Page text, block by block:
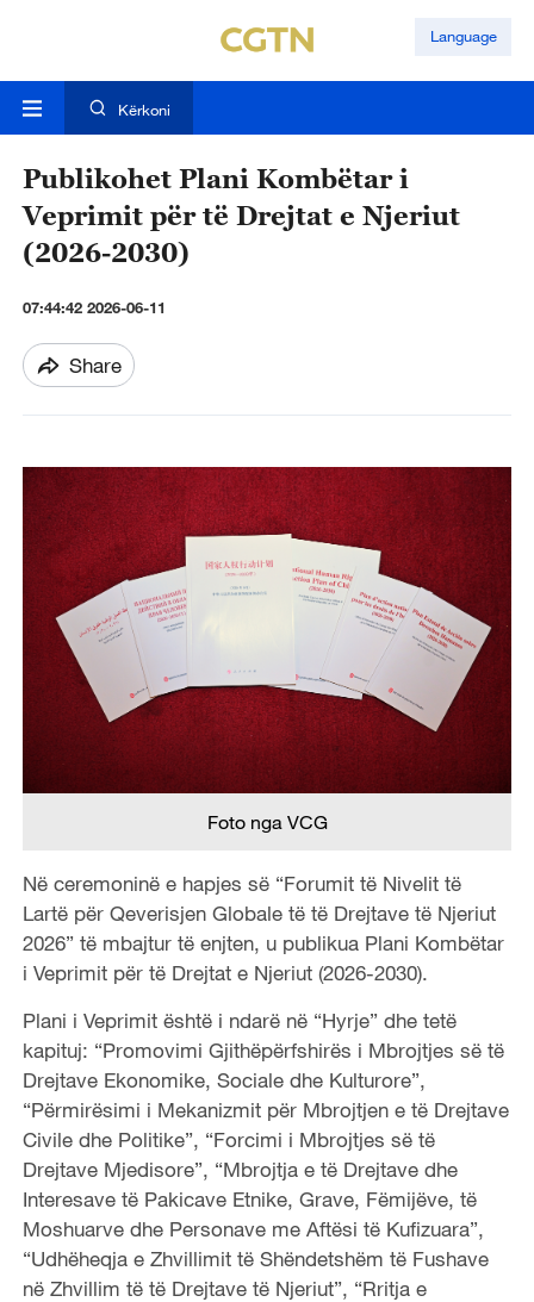
Language
Kërkoni
Publikohet Plani Kombëtar i
Veprimit për të Drejtat e Njeriut
(2026-2030)
07:44:42 2026-06-11
Share
Foto nga VCG
Në ceremoninë e hapjes së “Forumit të Nivelit të
Lartë për Qeverisjen Globale të të Drejtave të Njeriut
2026” të mbajtur të enjten, u publikua Plani Kombëtar
i Veprimit për të Drejtat e Njeriut (2026-2030).
Plani i Veprimit është i ndarë në “Hyrje” dhe tetë
kapituj: “Promovimi Gjithëpërfshirës i Mbrojtjes së të
Drejtave Ekonomike, Sociale dhe Kulturore”,
“Përmirësimi i Mekanizmit për Mbrojtjen e të Drejtave
Civile dhe Politike”, “Forcimi i Mbrojtjes së të
Drejtave Mjedisore”, “Mbrojtja e të Drejtave dhe
Interesave të Pakicave Etnike, Grave, Fëmijëve, të
Moshuarve dhe Personave me Aftësi të Kufizuara”,
“Udhëheqja e Zhvillimit të Shëndetshëm të Fushave
në Zhvillim të të Drejtave të Njeriut”, “Rritja e